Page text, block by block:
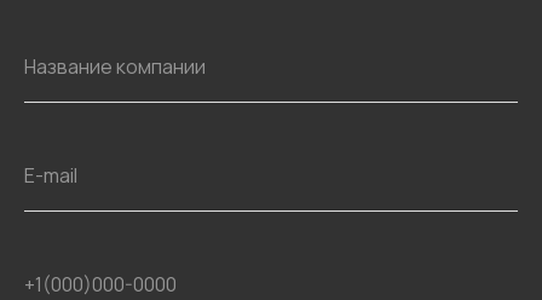
Название компании
E-mail
+1(000)000-0000